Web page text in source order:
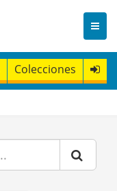
Colecciones